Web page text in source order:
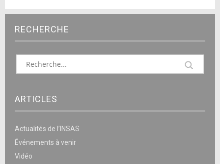
RECHERCHE
ARTICLES
Actualités de l’INSAS
Événements à venir
Vidéo